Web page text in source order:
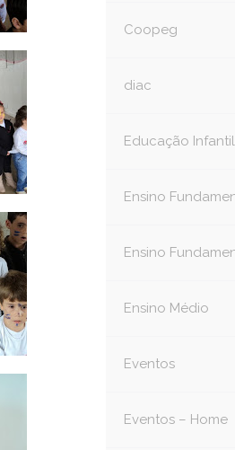
Coopeg
diac
Educação Infantil
Ensino
Ensino
Ensino Médio
Eventos
Eventos – Home